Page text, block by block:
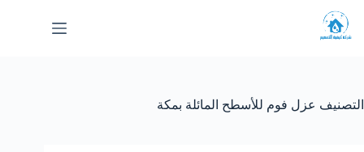
إلى
المحتوى
التصنيف عزل فوم للأسطح المائلة بمكة